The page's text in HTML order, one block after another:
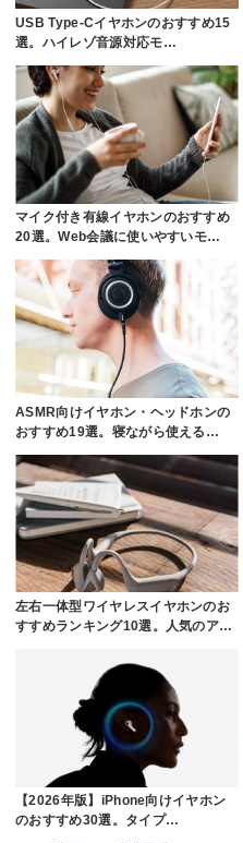
USB Type-Cイヤホンのおすすめ15
選。ハイレゾ音源対応モ…
マイク付き有線イヤホンのおすすめ
20選。Web会議に使いやすいモ…
ASMR向けイヤホン・ヘッドホンの
おすすめ19選。寝ながら使える…
左右一体型ワイヤレスイヤホンのお
すすめランキング10選。人気のア…
【2026年版】iPhone向けイヤホン
のおすすめ30選。タイプ…